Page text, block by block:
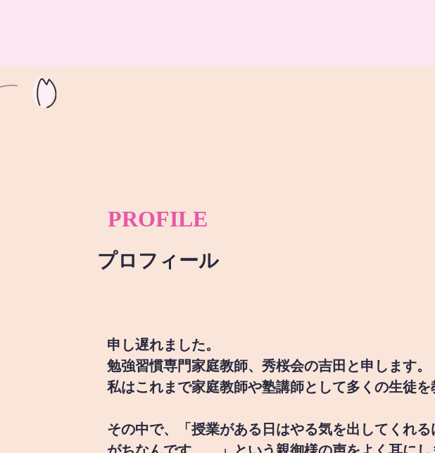
PROFILE
プロフィール
申し遅れました。
勉強習慣専門家庭教師、秀桜会の吉田と申します。
私はこれまで家庭教師や塾講師として多くの生徒を
その中で、「授業がある日はやる気を出してくれる